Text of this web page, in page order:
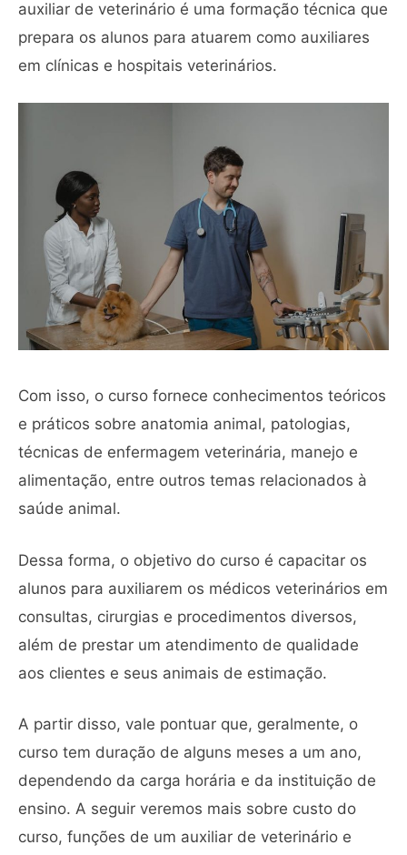
auxiliar de veterinário é uma formação técnica que
prepara os alunos para atuarem como auxiliares
em clínicas e hospitais veterinários.
Com isso, o curso fornece conhecimentos teóricos
e práticos sobre anatomia animal, patologias,
técnicas de enfermagem veterinária, manejo e
alimentação, entre outros temas relacionados à
saúde animal.
Dessa forma, o objetivo do curso é capacitar os
alunos para auxiliarem os médicos veterinários em
consultas, cirurgias e procedimentos diversos,
além de prestar um atendimento de qualidade
aos clientes e seus animais de estimação.
A partir disso, vale pontuar que, geralmente, o
curso tem duração de alguns meses a um ano,
dependendo da carga horária e da instituição de
ensino. A seguir veremos mais sobre custo do
curso, funções de um auxiliar de veterinário e